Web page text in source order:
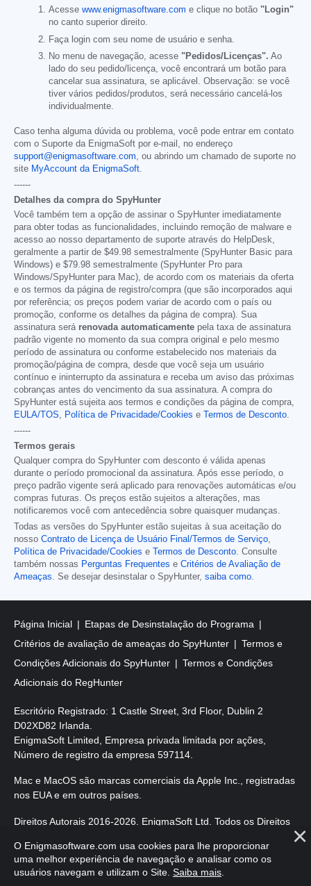
Acesse www.enigmasoftware.com e clique no botão "Login"
no canto superior direito.
Faça login com seu nome de usuário e senha.
No menu de navegação, acesse "Pedidos/Licenças". Ao
lado do seu pedido/licença, você encontrará um botão para
cancelar sua assinatura, se aplicável. Observação: se você
tiver vários pedidos/produtos, será necessário cancelá-los
individualmente.
Caso tenha alguma dúvida ou problema, você pode entrar em contato
com o Suporte da EnigmaSoft por e-mail, no endereço
support@enigmasoftware.com , ou abrindo um chamado de suporte no
site MyAccount da EnigmaSoft
------
Detalhes da compra do SpyHunter
Você também tem a opção de assinar o SpyHunter imediatamente
para obter todas as funcionalidades, incluindo remoção de malware e
acesso ao nosso departamento de suporte através do HelpDesk,
geralmente a partir de $49.98 semestralmente (SpyHunter Basic para
Windows) e $79.98 semestralmente (SpyHunter Pro para
Windows/SpyHunter para Mac), de acordo com os materiais da oferta
e os termos da página de registro/compra (que são incorporados aqui
por referência; os preços podem variar de acordo com o país ou
promoção, conforme os detalhes da página de compra). Sua
assinatura será renovada automaticamente pela taxa de assinatura
padrão vigente no momento da sua compra original e pelo mesmo
período de assinatura ou conforme estabelecido nos materiais da
promoção/página de compra, desde que você seja um usuário
contínuo e ininterrupto da assinatura e receba um aviso das próximas
cobranças antes do vencimento da sua assinatura. A compra do
SpyHunter está sujeita aos termos e condições da página de compra,
EULA/TOS
Política de Privacidade/Cookies e Termos de Desconto
------
Termos gerais
Qualquer compra do SpyHunter com desconto é válida apenas
durante o período promocional da assinatura. Após esse período, o
preço padrão vigente será aplicado para renovações automáticas e/ou
compras futuras. Os preços estão sujeitos a alterações, mas
notificaremos você com antecedência sobre quaisquer mudanças.
Todas as versões do SpyHunter estão sujeitas à sua aceitação do
nosso Contrato de Licença de Usuário Final/Termos de Serviço
Política de Privacidade/Cookies e Termos de Desconto . Consulte
também nossas Perguntas Frequentes e Critérios de Avaliação de
Ameaças . Se desejar desinstalar o SpyHunter, saiba como
Página Inicial
Etapas de Desinstalação do Programa
Critérios de avaliação de ameaças do SpyHunter
Termos e
Condições Adicionais do SpyHunter
Termos e Condições
Adicionais do RegHunter
Escritório Registrado: 1 Castle Street, 3rd Floor, Dublin 2
D02XD82 Irlanda.
EnigmaSoft Limited, Empresa privada limitada por ações,
Número de registro da empresa 597114.
Mac e MacOS são marcas comerciais da Apple Inc., registradas
nos EUA e em outros países.
Direitos Autorais 2016-2026 . EnigmaSoft Ltd. Todos os Direitos
O Enigmasoftware.com usa cookies para lhe proporcionar
uma melhor experiência de navegação e analisar como os
usuários navegam e utilizam o Site. Saiba mais